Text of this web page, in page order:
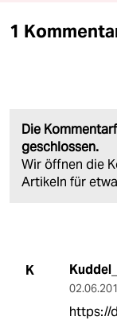
1
Die
geschlossen.
Wir öffnen die
Artikeln für
K
https://